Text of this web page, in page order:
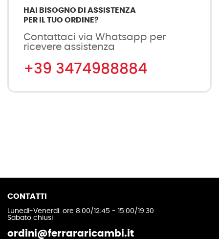
HAI BISOGNO DI ASSISTENZA
PER IL TUO ORDINE?
Contattaci via Whatsapp per
ricevere assistenza
+39 3474988884
CONTATTI
Lunedì-Venerdì: ore 8:00/12:45 - 15:00/19:30
Sabato chiusi
ordini@ferrararicambi.it